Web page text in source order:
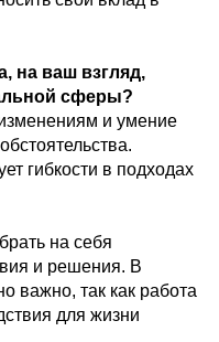
на ваш взгляд,
сферы?
и умение
гибкости в подходах
на себя
и решения. В
важно, так как работа
для жизни